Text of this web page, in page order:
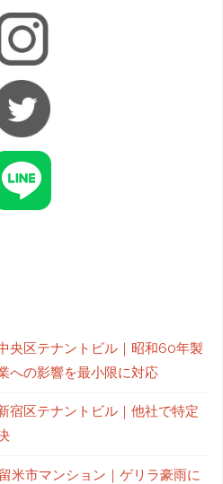
央区テナントビル｜昭和60年製
への影響を最小限に対応
宿区テナントビル｜他社で特定
米市マンション｜ゲリラ豪雨に